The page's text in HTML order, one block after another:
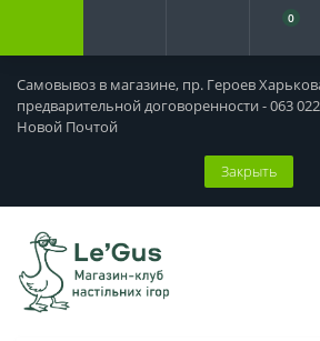
Самовывоз в магазине, пр. Героев
предварительной договоренности - 063
Новой Почтой
Закрыть
0